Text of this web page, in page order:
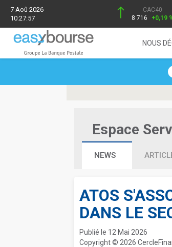
7 Aoû 2026
10:27:57
CAC40
8 716
+0,19
NOUS
Espace
NEWS
ATOS
DANS LE
Publié le 12 Mai 2026
Copyright © 2026